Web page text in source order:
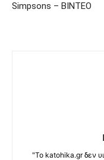
Simpsons – ΒΙΝΤΕΟ
"Το katohika.gr δεν